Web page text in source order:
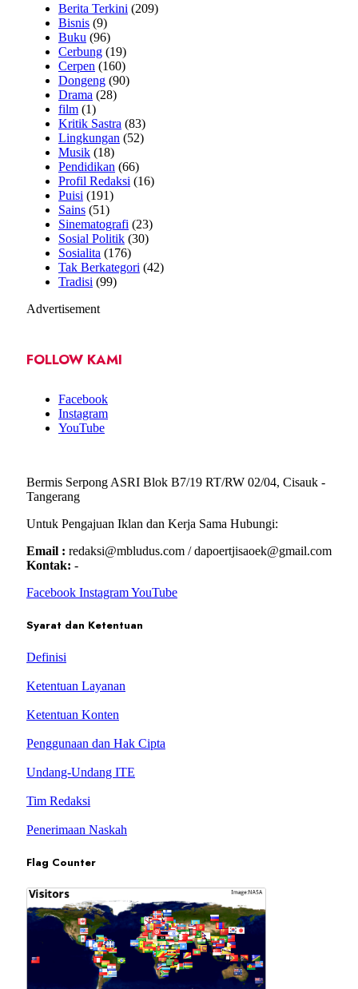
Berita Terkini (209)
Bisnis (9)
Buku (96)
Cerbung (19)
Cerpen (160)
Dongeng (90)
Drama (28)
film (1)
Kritik Sastra (83)
Lingkungan (52)
Musik (18)
Pendidikan (66)
Profil Redaksi (16)
Puisi (191)
Sains (51)
Sinematografi (23)
Sosial Politik (30)
Sosialita (176)
Tak Berkategori (42)
Tradisi (99)
Advertisement
FOLLOW KAMI
Facebook
Instagram
YouTube
Bermis Serpong ASRI Blok B7/19 RT/RW 02/04, Cisauk -
Tangerang
Untuk Pengajuan Iklan dan Kerja Sama Hubungi:
Email : redaksi@mbludus.com / dapoertjisaoek@gmail.com
Kontak: -
Facebook InstagramYouTube
Syarat dan Ketentuan
Definisi
Ketentuan Layanan
Ketentuan Konten
Penggunaan dan Hak Cipta
Undang-Undang ITE
Tim Redaksi
Penerimaan Naskah
Flag Counter